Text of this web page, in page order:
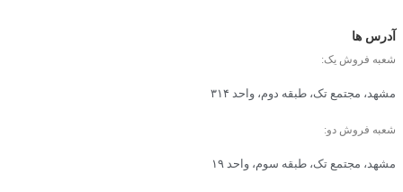
آدرس ها
شعبه فروش یک:
مشهد، مجتمع تک، طبقه دوم، واحد ۳۱۴
شعبه فروش دو:
مشهد، مجتمع تک، طبقه سوم، واحد ۱۹